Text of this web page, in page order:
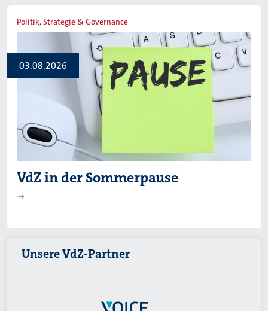
03.08.2026
Politik, Strategie & Governance
VdZ in der Sommerpause
Unsere VdZ-Partner